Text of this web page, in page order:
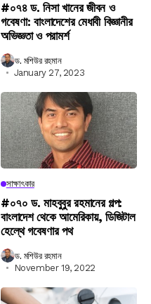
#০৭৪ ড. নিসা খানের জীবন ও
গবেষণা: বাংলাদেশের মেধাবী বিজ্ঞানীর
অভিজ্ঞতা ও পরামর্শ
ড. মশিউর রহমান
January 27, 2023
সাক্ষাৎকার
#০৭০ ড. মাহবুবুর রহমানের গল্প:
বাংলাদেশ থেকে আমেরিকায়, ডিজিটাল
হেল্থে গবেষণার পথ
ড. মশিউর রহমান
November 19, 2022